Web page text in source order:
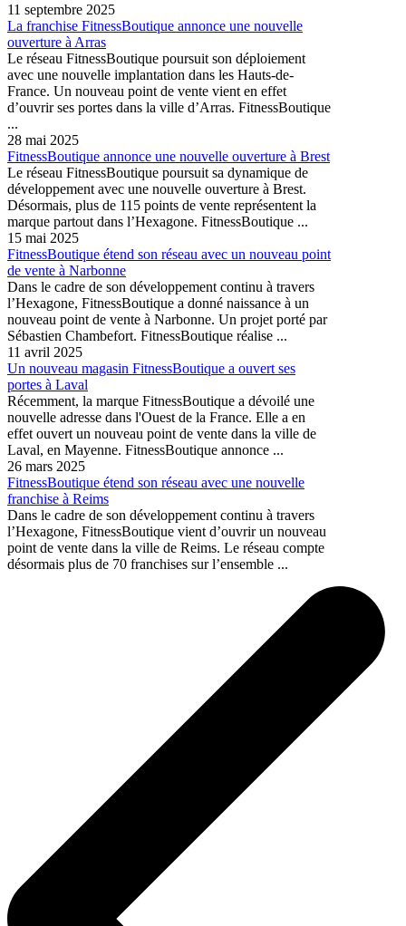
11 septembre 2025
La franchise FitnessBoutique annonce une nouvelle
ouverture à Arras
Le réseau FitnessBoutique poursuit son déploiement
avec une nouvelle implantation dans les Hauts-de-
France. Un nouveau point de vente vient en effet
d’ouvrir ses portes dans la ville d’Arras. FitnessBoutique
...
28 mai 2025
FitnessBoutique annonce une nouvelle ouverture à Brest
Le réseau FitnessBoutique poursuit sa dynamique de
développement avec une nouvelle ouverture à Brest.
Désormais, plus de 115 points de vente représentent la
marque partout dans l’Hexagone. FitnessBoutique ...
15 mai 2025
FitnessBoutique étend son réseau avec un nouveau point
de vente à Narbonne
Dans le cadre de son développement continu à travers
l’Hexagone, FitnessBoutique a donné naissance à un
nouveau point de vente à Narbonne. Un projet porté par
Sébastien Chambefort. FitnessBoutique réalise ...
11 avril 2025
Un nouveau magasin FitnessBoutique a ouvert ses
portes à Laval
Récemment, la marque FitnessBoutique a dévoilé une
nouvelle adresse dans l'Ouest de la France. Elle a en
effet ouvert un nouveau point de vente dans la ville de
Laval, en Mayenne. FitnessBoutique annonce ...
26 mars 2025
FitnessBoutique étend son réseau avec une nouvelle
franchise à Reims
Dans le cadre de son développement continu à travers
l’Hexagone, FitnessBoutique vient d’ouvrir un nouveau
point de vente dans la ville de Reims. Le réseau compte
désormais plus de 70 franchises sur l’ensemble ...